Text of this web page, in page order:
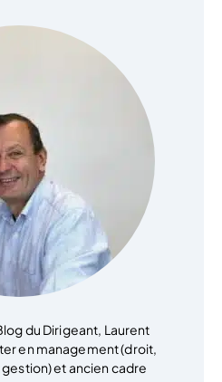
du Dirigeant, Laurent
en management (droit,
et ancien cadre